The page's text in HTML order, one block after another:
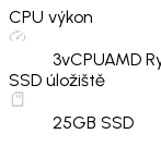
CPU výkon
3vCPUAMD
SSD úložiště
25GB SSD